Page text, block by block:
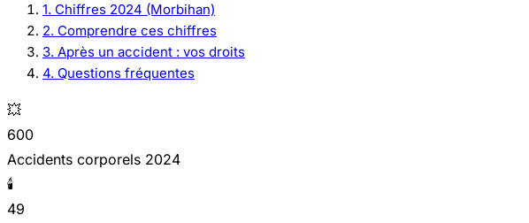
1. Chiffres 2024 (Morbihan)
2. Comprendre ces chiffres
3. Après un accident : vos droits
4. Questions fréquentes
💥
600
Accidents corporels 2024
🕯️
49